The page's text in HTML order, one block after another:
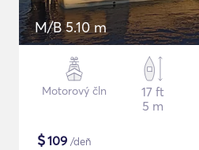
M/B 5.10 m
Motorový čln
17 ft
5 m
$109 /deň